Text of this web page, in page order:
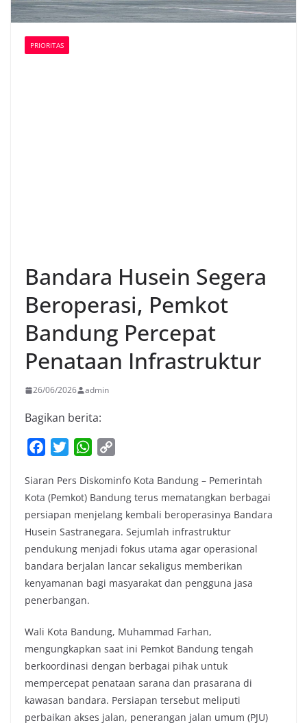
PRIORITAS
Bandara Husein Segera
Beroperasi, Pemkot
Bandung Percepat
Penataan Infrastruktur
26/06/2026 admin
Bagikan berita:
c
e
b
o
o
k
i
t
t
e
r
W
a
t
s
A
p
p
p
y
L
i
n
k
Siaran Pers Diskominfo Kota Bandung – Pemerintah
Kota (Pemkot) Bandung terus mematangkan berbagai
persiapan menjelang kembali beroperasinya Bandara
Husein Sastranegara. Sejumlah infrastruktur
pendukung menjadi fokus utama agar operasional
bandara berjalan lancar sekaligus memberikan
kenyamanan bagi masyarakat dan pengguna jasa
penerbangan.
Wali Kota Bandung, Muhammad Farhan,
mengungkapkan saat ini Pemkot Bandung tengah
berkoordinasi dengan berbagai pihak untuk
mempercepat penataan sarana dan prasarana di
kawasan bandara. Persiapan tersebut meliputi
perbaikan akses jalan, penerangan jalan umum (PJU)